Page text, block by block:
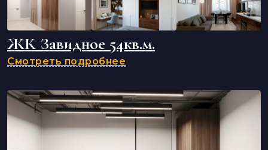
ЖК Завидное 54кв.м.
Смотреть подробнее